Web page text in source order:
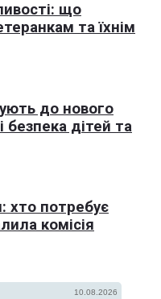
що
та їхнім
до нового
безпека дітей та
хто потребує
комісія